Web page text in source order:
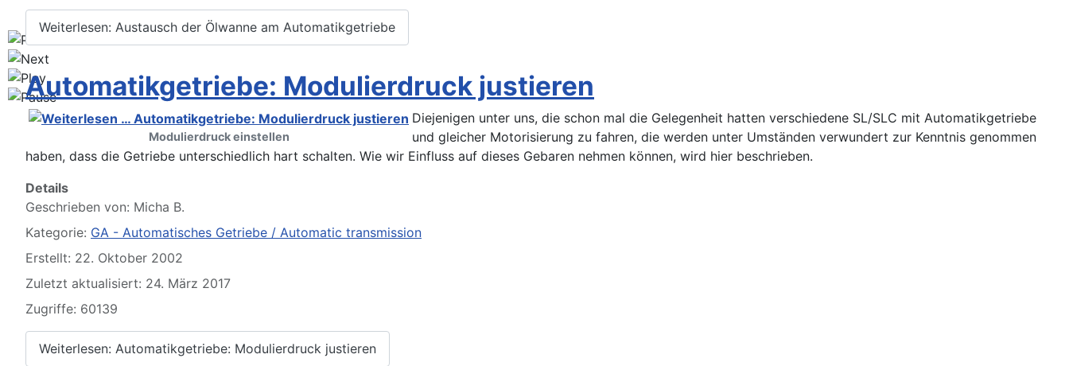
Weiterlesen: Austausch der Ölwanne am Automatikgetriebe
Automatikgetriebe: Modulierdruck justieren
Modulierdruck einstellen
Diejenigen unter uns, die schon mal die Gelegenheit hatten verschiedene SL/SLC mit Automatikgetriebe
und gleicher Motorisierung zu fahren, die werden unter Umständen verwundert zur Kenntnis genommen
haben, dass die Getriebe unterschiedlich hart schalten. Wie wir Einfluss auf dieses Gebaren nehmen können, wird hier beschrieben.
Details
Geschrieben von: Micha B.
Kategorie: GA - Automatisches Getriebe / Automatic transmission
Erstellt: 22. Oktober 2002
Zuletzt aktualisiert: 24. März 2017
Zugriffe: 60139
Weiterlesen: Automatikgetriebe: Modulierdruck justieren